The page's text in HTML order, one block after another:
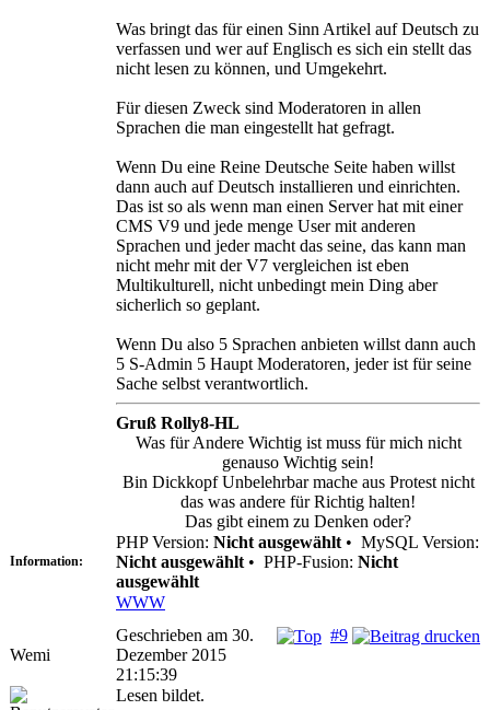
Was bringt das für einen Sinn Artikel auf Deutsch zu
verfassen und wer auf Englisch es sich ein stellt das
nicht lesen zu können, und Umgekehrt.
Für diesen Zweck sind Moderatoren in allen
Sprachen die man eingestellt hat gefragt.
Wenn Du eine Reine Deutsche Seite haben willst
dann auch auf Deutsch installieren und einrichten.
Das ist so als wenn man einen Server hat mit einer
CMS V9 und jede menge User mit anderen
Sprachen und jeder macht das seine, das kann man
nicht mehr mit der V7 vergleichen ist eben
Multikulturell, nicht unbedingt mein Ding aber
sicherlich so geplant.
Wenn Du also 5 Sprachen anbieten willst dann auch
5 S-Admin 5 Haupt Moderatoren, jeder ist für seine
Sache selbst verantwortlich.
Gruß Rolly8-HL
Was für Andere Wichtig ist muss für mich nicht
genauso Wichtig sein!
Bin Dickkopf Unbelehrbar mache aus Protest nicht
das was andere für Richtig halten!
Das gibt einem zu Denken oder?
Information:
PHP Version: Nicht ausgewählt • MySQL Version:
Nicht ausgewählt • PHP-Fusion: Nicht
ausgewählt
WWW
Wemi
#9
Geschrieben am 30.
Dezember 2015
21:15:39
Lesen bildet.